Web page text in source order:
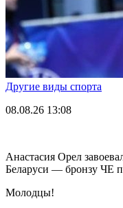
Другие виды спорта
08.08.26 13:08
Анастасия Орел
Беларуси — бронзу ЧЕ
Молодцы!